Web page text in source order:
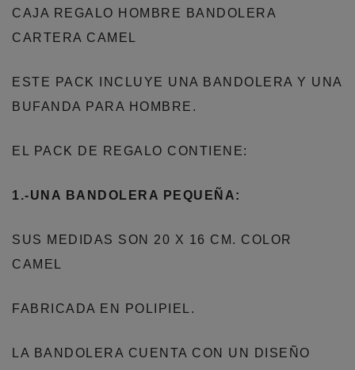
CAJA REGALO HOMBRE BANDOLERA
CARTERA CAMEL
ESTE PACK INCLUYE UNA BANDOLERA Y UNA
BUFANDA PARA HOMBRE.
EL PACK DE REGALO CONTIENE:
1.-UNA BANDOLERA PEQUEÑA:
SUS MEDIDAS SON 20 X 16 CM. COLOR
CAMEL
FABRICADA EN POLIPIEL.
LA BANDOLERA CUENTA CON UN DISEÑO